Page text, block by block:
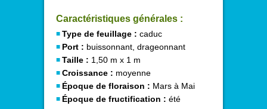
Caractéristiques générales :
Type de feuillage : caduc
Port : buissonnant, drageonnant
Taille : 1,50 m x 1 m
Croissance : moyenne
Époque de floraison : Mars à Mai
Époque de fructification : été